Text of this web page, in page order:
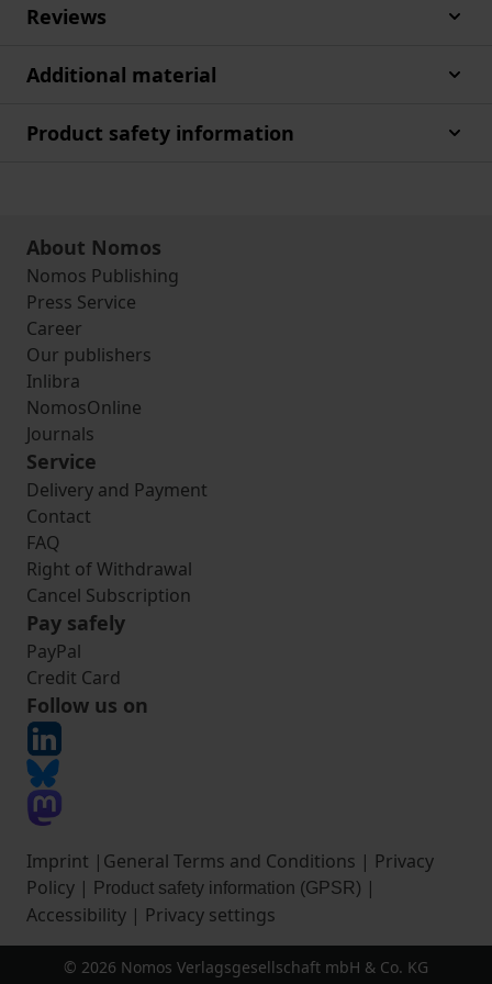
Reviews
Additional material
Product safety information
About Nomos
Nomos Publishing
Press Service
Career
Our publishers
Inlibra
NomosOnline
Journals
Service
Delivery and Payment
Contact
FAQ
Right of Withdrawal
Cancel Subscription
Pay safely
PayPal
Credit Card
Follow us on
Imprint | General Terms and Conditions | Privacy
Policy | Product safety information (GPSR) |
Accessibility | Privacy settings
© 2026 Nomos Verlagsgesellschaft mbH & Co. KG